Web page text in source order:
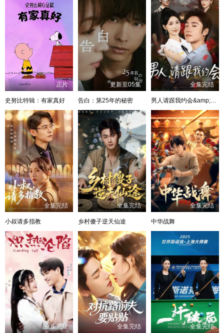
正片
史努比特辑：有家真好
更新至05集
告白：第25年的秘密
全集完结
男人请跟我约会&amp;当我决定凭实力单身
全集完结
小叔请多指教
全集完结
乡村傻子逆天仙途
全集完结
中华战舞
全集完结 全集完结 全集完结